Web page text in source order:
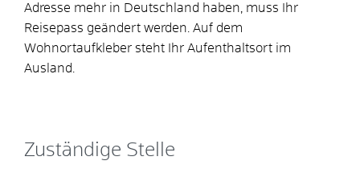
Adresse mehr in Deutschland haben, muss Ihr
Reisepass geändert werden. Auf dem
Wohnortaufkleber steht Ihr Aufenthaltsort im
Ausland.
Zuständige Stelle